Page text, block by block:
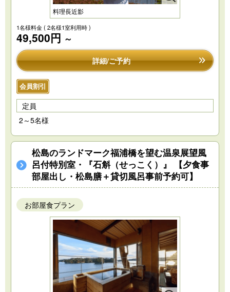
料理長近影
1名様料金( 2名様1室利用時 )
49,500円 ～
詳細/ご予約
会員割引
定員
2～5名様
松島のランドマーク福浦橋を望む温泉展望風
呂付特別室・『石斛（せっこく）』 【夕食事
部屋出し・松島膳＋貸切風呂事前予約可】
お部屋食プラン